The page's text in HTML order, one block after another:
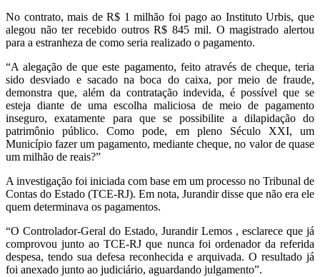
No contrato, mais de R$ 1 milhão foi pago ao Instituto Urbis, que
alegou não ter recebido outros R$ 845 mil. O magistrado alertou
para a estranheza de como seria realizado o pagamento.
“A alegação de que este pagamento, feito através de cheque, teria
sido desviado e sacado na boca do caixa, por meio de fraude,
demonstra que, além da contratação indevida, é possível que se
esteja diante de uma escolha maliciosa de meio de pagamento
inseguro, exatamente para que se possibilite a dilapidação do
patrimônio público. Como pode, em pleno Século XXI, um
Município fazer um pagamento, mediante cheque, no valor de quase
um milhão de reais?”
A investigação foi iniciada com base em um processo no Tribunal de
Contas do Estado (TCE-RJ). Em nota, Jurandir disse que não era ele
quem determinava os pagamentos.
“O Controlador-Geral do Estado, Jurandir Lemos , esclarece que já
comprovou junto ao TCE-RJ que nunca foi ordenador da referida
despesa, tendo sua defesa reconhecida e arquivada. O resultado já
foi anexado junto ao judiciário, aguardando julgamento”.